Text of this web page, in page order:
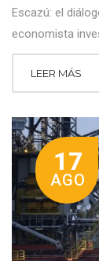
Escazú: el
economista
LEER MÁS
17
AGO